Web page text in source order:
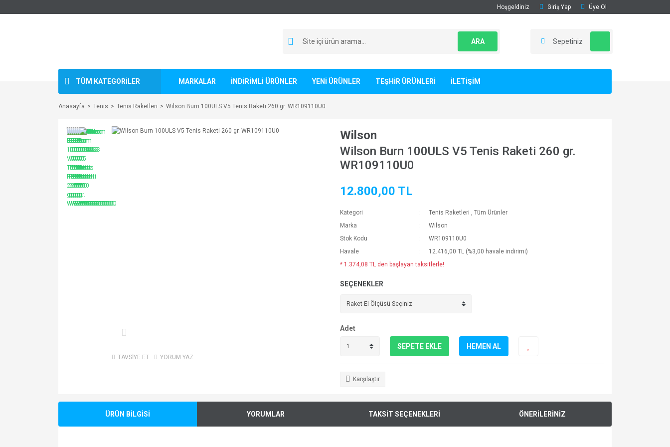
Hoşgeldiniz Giriş Yap Üye Ol
ARA Sepetiniz
TÜM KATEGORİLER MARKALAR İNDİRİMLİ ÜRÜNLER YENİ ÜRÜNLER TEŞHİR ÜRÜNLERİ İLETİŞİM
Anasayfa Tenis Tenis Raketleri Wilson Burn 100ULS V5 Tenis Raketi 260 gr. WR109110U0
TAVSİYE ET YORUM YAZ
Wilson
Wilson Burn 100ULS V5 Tenis Raketi 260 gr.
WR109110U0
12.800,00 TL
Kategori Tenis Raketleri , Tüm Ürünler
Marka
Wilson
Stok Kodu
WR109110U0
Havale
12.416,00 TL (%3,00 havale indirimi)
* 1.374,08 TL den başlayan taksitlerle!
SEÇENEKLER
Adet
SEPETE EKLE HEMEN AL
Karşılaştır
ÜRÜN BİLGİSİ YORUMLAR TAKSİT SEÇENEKLERİ ÖNERİLERİNİZ